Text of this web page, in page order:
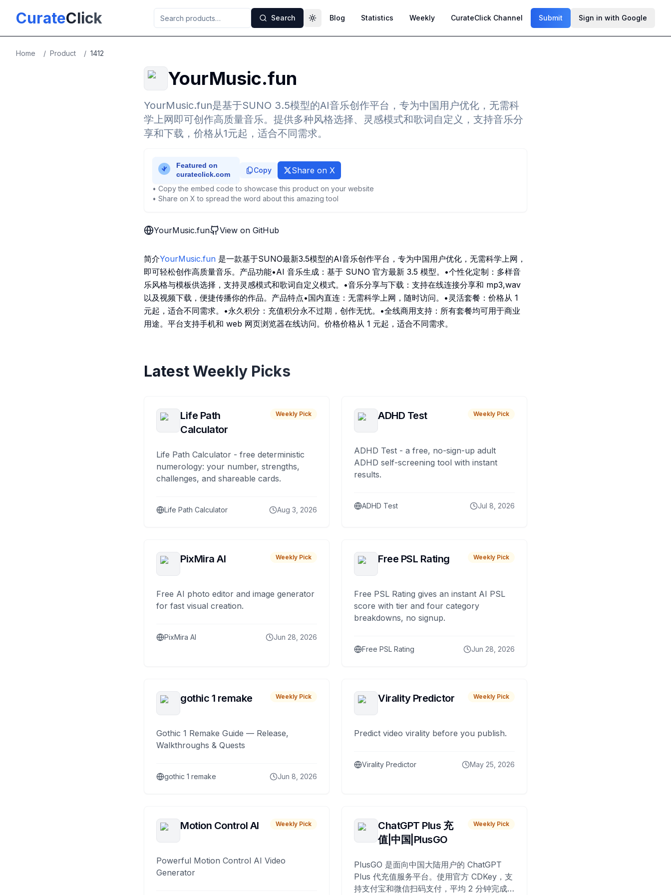
CurateClick Search Toggle theme
Blog Statistics Weekly CurateClick Channel Submit Sign in with Google
Home / Product / 1412
YourMusic.fun
YourMusic.fun是基于SUNO 3.5模型的AI音乐创作平台，专为中国用户优化，无需科
学上网即可创作高质量音乐。提供多种风格选择、灵感模式和歌词自定义，支持音乐分
享和下载，价格从1元起，适合不同需求。
Copy Share on X
• Copy the embed code to showcase this product on your website
• Share on X to spread the word about this amazing tool
YourMusic.fun View on GitHub
简介YourMusic.fun 是一款基于SUNO最新3.5模型的AI音乐创作平台，专为中国用户优化，无需科学上网，
即可轻松创作高质量音乐。产品功能•AI 音乐生成：基于 SUNO 官方最新 3.5 模型。•个性化定制：多样音
乐风格与模板供选择，支持灵感模式和歌词自定义模式。•音乐分享与下载：支持在线连接分享和 mp3,wav
以及视频下载，便捷传播你的作品。产品特点•国内直连：无需科学上网，随时访问。•灵活套餐：价格从 1
元起，适合不同需求。•永久积分：充值积分永不过期，创作无忧。•全线商用支持：所有套餐均可用于商业
用途。平台支持手机和 web 网页浏览器在线访问。价格价格从 1 元起，适合不同需求。
Latest Weekly Picks
Life Path
Calculator
Weekly Pick
Life Path Calculator - free deterministic
numerology: your number, strengths,
challenges, and shareable cards.
Life Path Calculator Aug 3, 2026
ADHD Test Weekly Pick
ADHD Test - a free, no-sign-up adult
ADHD self-screening tool with instant
results.
ADHD Test Jul 8, 2026
PixMira AI Weekly Pick
Free AI photo editor and image generator
for fast visual creation.
PixMira AI Jun 28, 2026
Free PSL Rating Weekly Pick
Free PSL Rating gives an instant AI PSL
score with tier and four category
breakdowns, no signup.
Free PSL Rating Jun 28, 2026
gothic 1 remake Weekly Pick
Gothic 1 Remake Guide — Release,
Walkthroughs & Quests
gothic 1 remake Jun 8, 2026
Virality Predictor Weekly Pick
Predict video virality before you publish.
Virality Predictor May 25, 2026
Motion Control AI Weekly Pick
Powerful Motion Control AI Video
Generator
ChatGPT Plus 充
值|中国|PlusGO
Weekly Pick
PlusGO 是面向中国大陆用户的 ChatGPT
Plus 代充值服务平台。使用官方 CDKey，支
持支付宝和微信扫码支付，平均 2 分钟完成